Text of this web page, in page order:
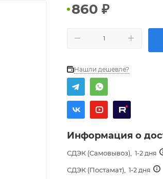
860 ₽
Нашли дешевле?
Информация о
СДЭК (Самовывоз), 1-2 дня
СДЭК (Постамат), 1-2 дня